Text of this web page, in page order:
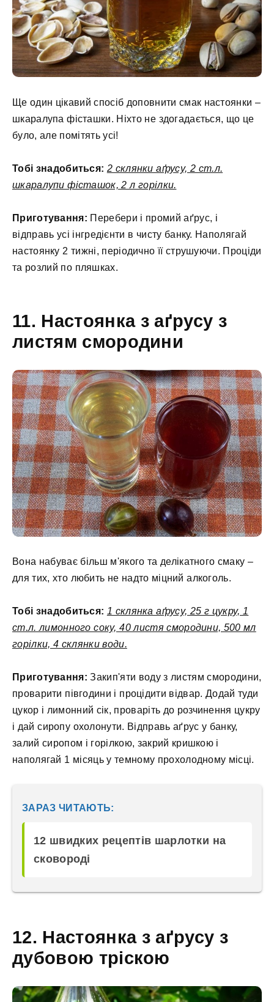
Ще один цікавий спосіб доповнити смак настоянки –
шкаралупа фісташки. Ніхто не здогадається, що це
було, але помітять усі!
Тобі знадобиться: 2 склянки аґрусу, 2 ст.л.
шкаралупи фісташок, 2 л горілки.
Приготування: Перебери і промий аґрус, і
відправь усі інгредієнти в чисту банку. Наполягай
настоянку 2 тижні, періодично її струшуючи. Проціди
та розлий по пляшках.
11. Настоянка з аґрусу з
листям смородини
Вона набуває більш м'якого та делікатного смаку –
для тих, хто любить не надто міцний алкоголь.
Тобі знадобиться: 1 склянка аґрусу, 25 г цукру, 1
ст.л. лимонного соку, 40 листя смородини, 500 мл
горілки, 4 склянки води.
Приготування: Закип'яти воду з листям смородини,
проварити півгодини і процідити відвар. Додай туди
цукор і лимонний сік, проваріть до розчинення цукру
і дай сиропу охолонути. Відправь аґрус у банку,
залий сиропом і горілкою, закрий кришкою і
наполягай 1 місяць у темному прохолодному місці.
ЗАРАЗ ЧИТАЮТЬ:
12 швидких рецептів шарлотки на
сковороді
12. Настоянка з аґрусу з
дубовою тріскою